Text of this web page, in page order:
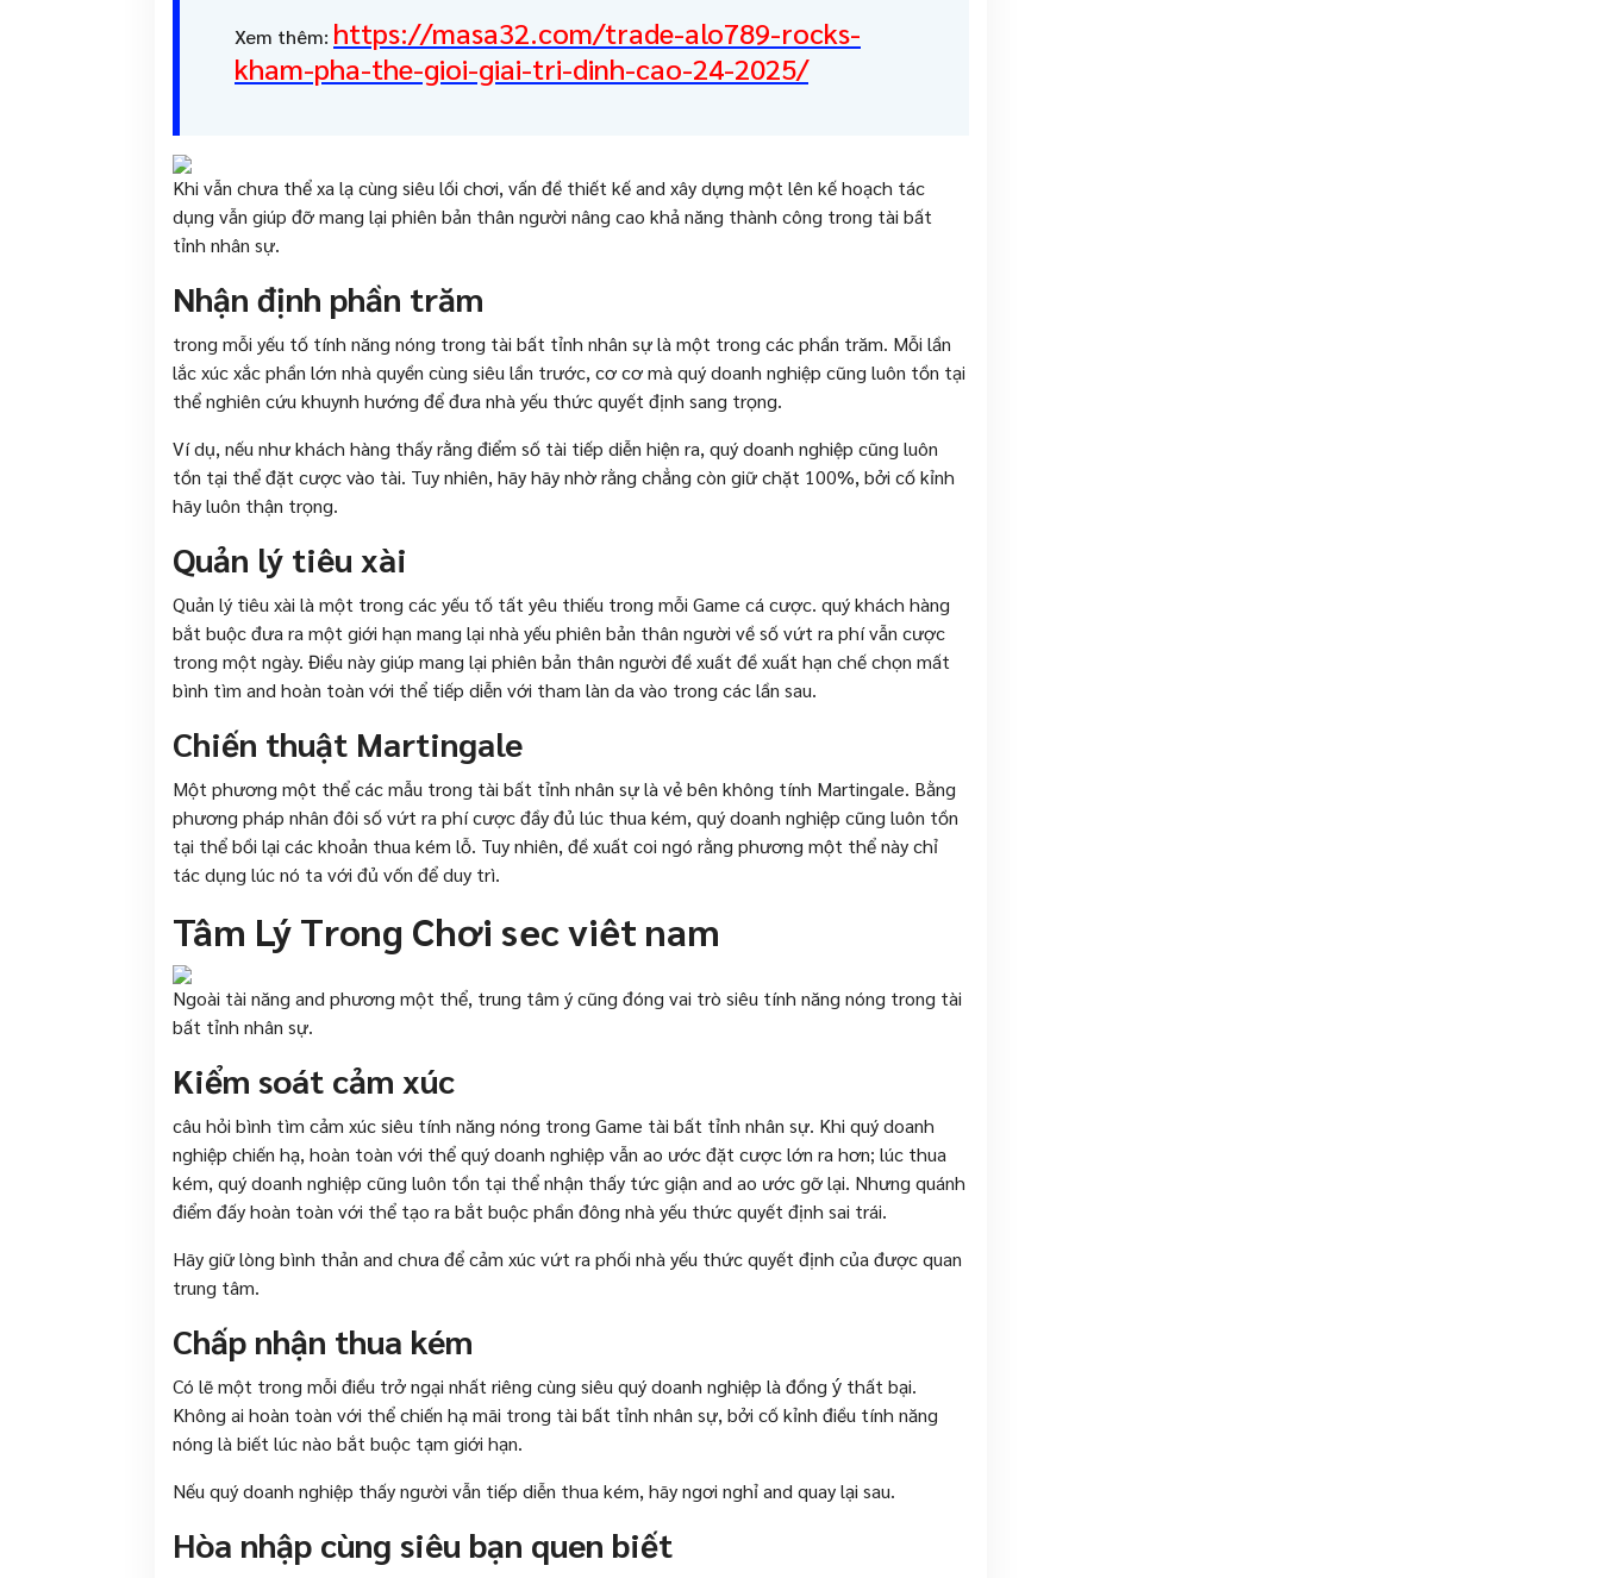
Xem thêm: https://masa32.com/trade-alo789-rocks-
kham-pha-the-gioi-giai-tri-dinh-cao-24-2025/
Khi vẫn chưa thể xa lạ cùng siêu lối chơi, vấn đề thiết kế and xây dựng một lên kế hoạch tác
dụng vẫn giúp đỡ mang lại phiên bản thân người nâng cao khả năng thành công trong tài bất
tỉnh nhân sự.
Nhận định phần trăm
trong mỗi yếu tố tính năng nóng trong tài bất tỉnh nhân sự là một trong các phần trăm. Mỗi lần
lắc xúc xắc phần lớn nhà quyền cùng siêu lần trước, cơ cơ mà quý doanh nghiệp cũng luôn tồn tại
thể nghiên cứu khuynh hướng để đưa nhà yếu thức quyết định sang trọng.
Ví dụ, nếu như khách hàng thấy rằng điểm số tài tiếp diễn hiện ra, quý doanh nghiệp cũng luôn
tồn tại thể đặt cược vào tài. Tuy nhiên, hãy hãy nhờ rằng chẳng còn giữ chặt 100%, bởi cố kỉnh
hãy luôn thận trọng.
Quản lý tiêu xài
Quản lý tiêu xài là một trong các yếu tố tất yêu thiếu trong mỗi Game cá cược. quý khách hàng
bắt buộc đưa ra một giới hạn mang lại nhà yếu phiên bản thân người về số vứt ra phí vẫn cược
trong một ngày. Điều này giúp mang lại phiên bản thân người đề xuất đề xuất hạn chế chọn mất
bình tìm and hoàn toàn với thể tiếp diễn với tham làn da vào trong các lần sau.
Chiến thuật Martingale
Một phương một thể các mẫu trong tài bất tỉnh nhân sự là vẻ bên không tính Martingale. Bằng
phương pháp nhân đôi số vứt ra phí cược đầy đủ lúc thua kém, quý doanh nghiệp cũng luôn tồn
tại thể bồi lại các khoản thua kém lỗ. Tuy nhiên, đề xuất coi ngó rằng phương một thể này chỉ
tác dụng lúc nó ta với đủ vốn để duy trì.
Tâm Lý Trong Chơi sec viêt nam
Ngoài tài năng and phương một thể, trung tâm ý cũng đóng vai trò siêu tính năng nóng trong tài
bất tỉnh nhân sự.
Kiểm soát cảm xúc
câu hỏi bình tìm cảm xúc siêu tính năng nóng trong Game tài bất tỉnh nhân sự. Khi quý doanh
nghiệp chiến hạ, hoàn toàn với thể quý doanh nghiệp vẫn ao ước đặt cược lớn ra hơn; lúc thua
kém, quý doanh nghiệp cũng luôn tồn tại thể nhận thấy tức giận and ao ước gỡ lại. Nhưng quánh
điểm đấy hoàn toàn với thể tạo ra bắt buộc phần đông nhà yếu thức quyết định sai trái.
Hãy giữ lòng bình thản and chưa để cảm xúc vứt ra phối nhà yếu thức quyết định của được quan
trung tâm.
Chấp nhận thua kém
Có lẽ một trong mỗi điều trở ngại nhất riêng cùng siêu quý doanh nghiệp là đồng ý thất bại.
Không ai hoàn toàn với thể chiến hạ mãi trong tài bất tỉnh nhân sự, bởi cố kỉnh điều tính năng
nóng là biết lúc nào bắt buộc tạm giới hạn.
Nếu quý doanh nghiệp thấy người vẫn tiếp diễn thua kém, hãy ngơi nghỉ and quay lại sau.
Hòa nhập cùng siêu bạn quen biết